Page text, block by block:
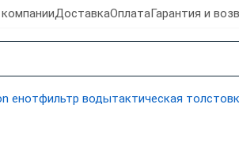
ДоставкаОплатаГарантия и
енотфильтр водытактическая